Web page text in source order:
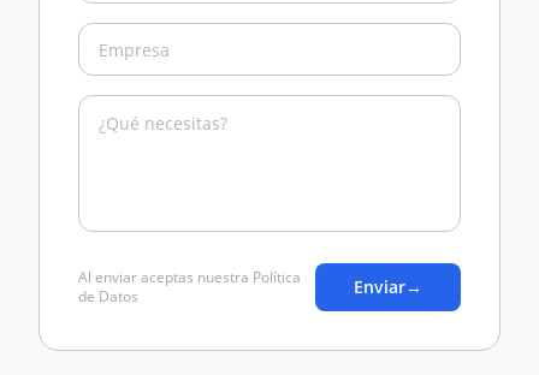
Al enviar aceptas nuestra Política
de Datos
Enviar→